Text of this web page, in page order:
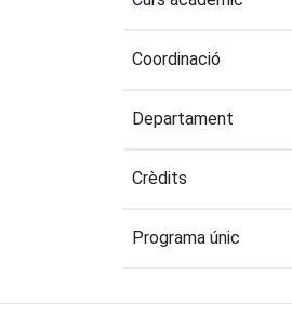
Coordinació
Departament
Crèdits
Programa únic